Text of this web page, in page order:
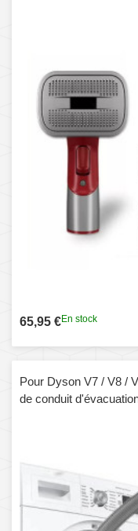
65,95 €En stock
Pour Dyson V7 / V8 /
de conduit